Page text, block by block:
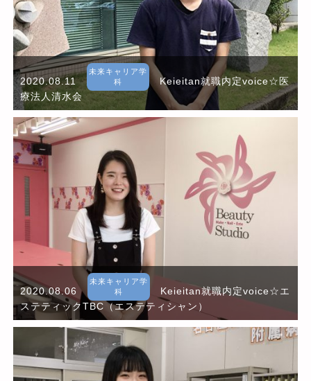
2020.08.11
未来キャリア学
科
Keieitan就職内定voice☆医
療法人清水会
2020.08.06
未来キャリア学
科
Keieitan就職内定voice☆エ
ステティックTBC（エステティシャン）